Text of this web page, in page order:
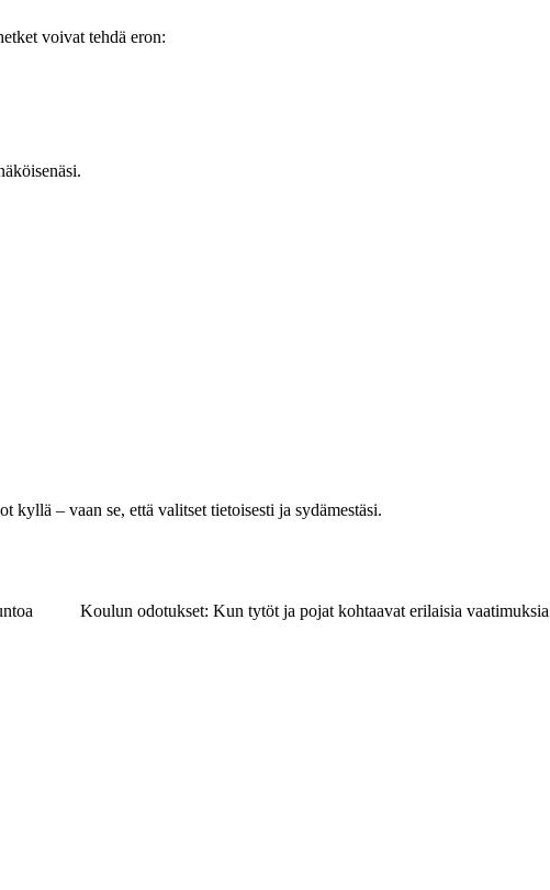
voivat tehdä eron:
kyllä – vaan se, että valitset tietoisesti ja sydämestäsi.
Koulun odotukset: Kun tytöt ja pojat kohtaavat erilaisia vaatimuksia